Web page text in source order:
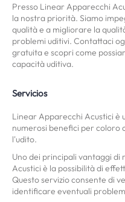
Presso Linear Apparecchi
la nostra priorità. Siamo
qualità e a migliorare la
problemi uditivi. Contattaci
gratuita e scopri come
capacità uditiva.
Servicios
Linear Apparecchi Acustici è
numerosi benefici per coloro
l'udito.
Uno dei principali vantaggi
Acustici è la possibilità di
Questo servizio consente di
identificare eventuali